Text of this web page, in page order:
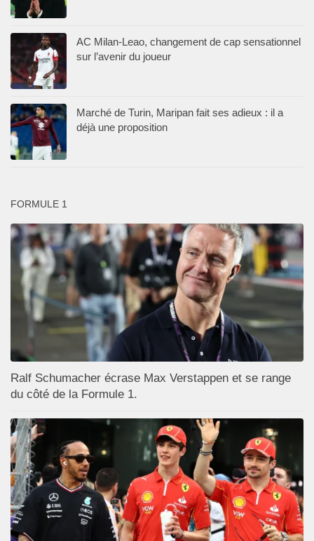
AC Milan-Leao, changement de cap sensationnel
sur l’avenir du joueur
Marché de Turin, Maripan fait ses adieux : il a
déjà une proposition
FORMULE 1
Ralf Schumacher écrase Max Verstappen et se range
du côté de la Formule 1.